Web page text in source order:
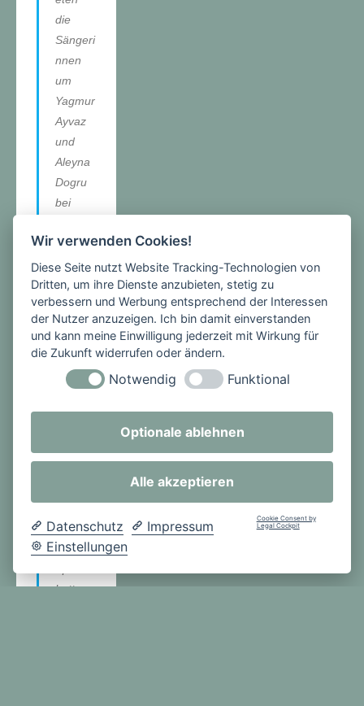
die
Sängeri
nnen
um
Yagmur
Ayvaz
und
Aleyna
Dogru
bei
einfühls
amen
Vorträg
en und
verbreit
eten
weihna
Hauptr
ollen im
hatten
Wir verwenden Cookies!
Diese Seite nutzt Website Tracking-Technologien von
Dritten, um ihre Dienste anzubieten, stetig zu
verbessern und Werbung entsprechend der Interessen
der Nutzer anzuzeigen. Ich bin damit einverstanden
und kann meine Einwilligung jederzeit mit Wirkung für
die Zukunft widerrufen oder ändern.
Notwendig Funktional
Optionale ablehnen
Alle akzeptieren
Datenschutz
Impressum
Einstellungen
Cookie Consent by
Legal Cockpit